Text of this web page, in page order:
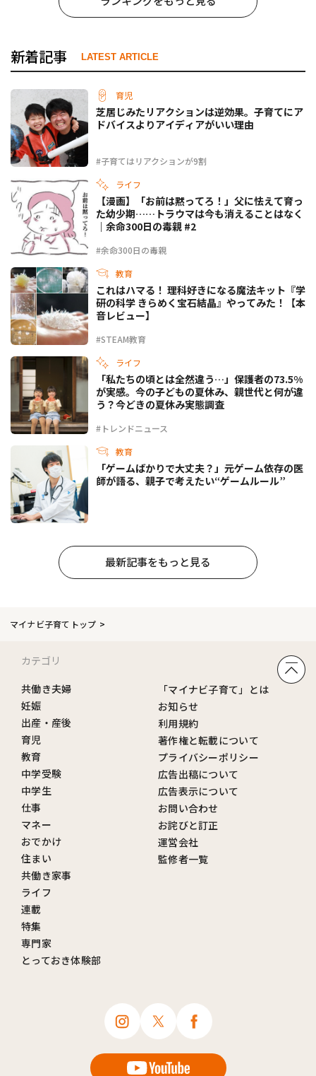
新着記事 LATEST ARTICLE
育児
#子育てはリアクションが9割
芝居じみたリアクションは逆効果。子育てにア
ドバイスよりアイディアがいい理由
ライフ
#余命300日の毒親
【漫画】「お前は黙ってろ！」父に怯えて育っ
た幼少期……トラウマは今も消えることはなく
｜余命300日の毒親 #2
教育
#STEAM教育
これはハマる！ 理科好きになる魔法キット『学
研の科学 きらめく宝石結晶』やってみた！【本
音レビュー】
ライフ
#トレンドニュース
「私たちの頃とは全然違う…」保護者の73.5%
が実感。今の子どもの夏休み、親世代と何が違
う？今どきの夏休み実態調査
教育
「ゲームばかりで大丈夫？」元ゲーム依存の医
師が語る、親子で考えたい“ゲームルール”
最新記事をもっと見る
マイナビ子育てトップ
カテゴリ
共働き夫婦
妊娠
出産・産後
育児
教育
中学受験
中学生
仕事
マネー
おでかけ
住まい
共働き家事
ライフ
連載
特集
専門家
とっておき体験部
「マイナビ子育て」とは
お知らせ
利用規約
著作権と転載について
プライバシーポリシー
広告出稿について
広告表示について
お問い合わせ
お詫びと訂正
運営会社
監修者一覧